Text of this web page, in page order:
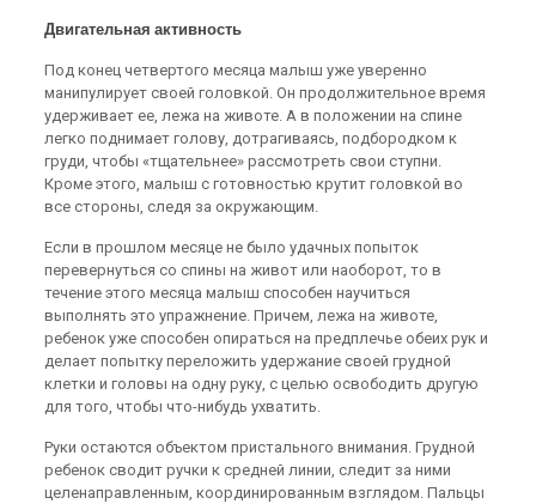
Двигательная активность
Под конец четвертого месяца малыш уже уверенно
манипулирует своей головкой. Он продолжительное время
удерживает ее, лежа на животе. А в положении на спине
легко поднимает голову, дотрагиваясь, подбородком к
груди, чтобы «тщательнее» рассмотреть свои ступни.
Кроме этого, малыш с готовностью крутит головкой во
все стороны, следя за окружающим.
Если в прошлом месяце не было удачных попыток
перевернуться со спины на живот или наоборот, то в
течение этого месяца малыш способен научиться
выполнять это упражнение. Причем, лежа на животе,
ребенок уже способен опираться на предплечье обеих рук и
делает попытку переложить удержание своей грудной
клетки и головы на одну руку, с целью освободить другую
для того, чтобы что-нибудь ухватить.
Руки остаются объектом пристального внимания. Грудной
ребенок сводит ручки к средней линии, следит за ними
целенаправленным, координированным взглядом. Пальцы